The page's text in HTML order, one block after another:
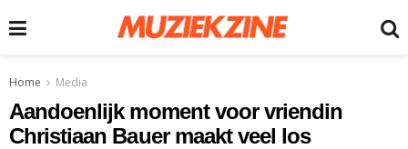
Home Media
Aandoenlijk moment voor vriendin
Christiaan Bauer maakt veel los